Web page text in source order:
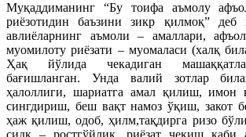
Муқаддиманинг “Бу тоифа аъмолу
риёзотидин баъзини зикр қилмоқ” деб
авлиёларнинг аъмоли – амаллари,
муомилоту риёзати – муомаласи (халқ
Ҳақ йўлида чекадиган
бағишланган. Унда валий зотлар
ҳалоллиги, шариатга амал қилиш, имон
сингдириш, беш вақт намоз ўқиш, закот
ҳаж қилиш, одоб, ҳилм,тақдирга ризо
сидқ – ростгўйлик, риёзат чекиш каби